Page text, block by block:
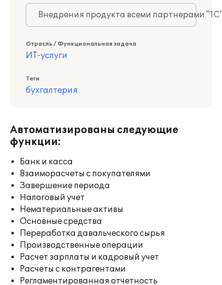
Внедрения продукта всеми партнерами
Отрасль / Функциональная задача
ИТ-услуги
Теги
бухгалтерия
Автоматизированы следующие
функции:
Банк и касса
Взаиморасчеты с покупателями
Завершение периода
Налоговый учет
Нематериальные активы
Основные средства
Переработка давальческого сырья
Производственные операции
Расчет зарплаты и кадровый учет
Расчеты с контрагентами
Регламентированная отчетность